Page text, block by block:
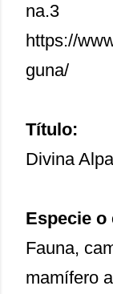
na.3
https://
guna/
Título:
Divina
Especie o
Fauna,
mamífero